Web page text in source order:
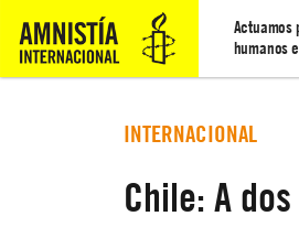
Actuamos
humanos
INTERNACIONAL
Chile: A